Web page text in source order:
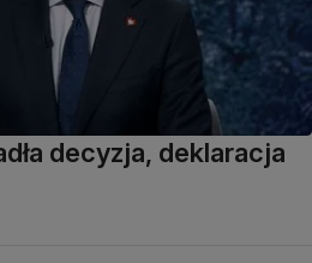
decyzja, deklaracja